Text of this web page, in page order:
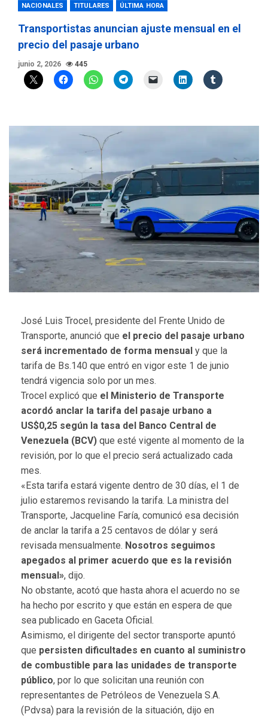
NACIONALES TITULARES ÚLTIMA HORA
Transportistas anuncian ajuste mensual en el
precio del pasaje urbano
junio 2, 2026 445
José Luis Trocel, presidente del Frente Unido de
Transporte, anunció que el precio del pasaje urbano
será incrementado de forma mensual y que la
tarifa de Bs.140 que entró en vigor este 1 de junio
tendrá vigencia solo por un mes.
Trocel explicó que el Ministerio de Transporte
acordó anclar la tarifa del pasaje urbano a
US$0,25 según la tasa del Banco Central de
Venezuela (BCV) que esté vigente al momento de la
revisión, por lo que el precio será actualizado cada
mes.
«Esta tarifa estará vigente dentro de 30 días, el 1 de
julio estaremos revisando la tarifa. La ministra del
Transporte, Jacqueline Faría, comunicó esa decisión
de anclar la tarifa a 25 centavos de dólar y será
revisada mensualmente. Nosotros seguimos
apegados al primer acuerdo que es la revisión
mensual», dijo.
No obstante, acotó que hasta ahora el acuerdo no se
ha hecho por escrito y que están en espera de que
sea publicado en Gaceta Oficial.
Asimismo, el dirigente del sector transporte apuntó
que persisten dificultades en cuanto al suministro
de combustible para las unidades de transporte
público, por lo que solicitan una reunión con
representantes de Petróleos de Venezuela S.A.
(Pdvsa) para la revisión de la situación, dijo en